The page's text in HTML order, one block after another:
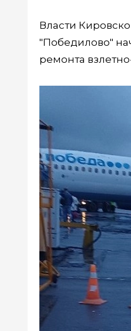
Власти
"Победилово"
ремонта